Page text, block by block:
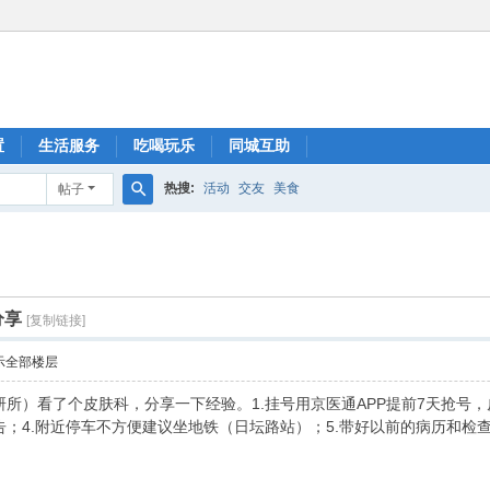
生活服务 吃喝玩乐 同城互助
帖子 热搜: 活动 交友 美食
享 [复制链接]
全部楼层
所）看了个皮肤科，分享一下经验。1.挂号用京医通APP提前7天抢号
4.附近停车不方便建议坐地铁（日坛路站）；5.带好以前的病历和检